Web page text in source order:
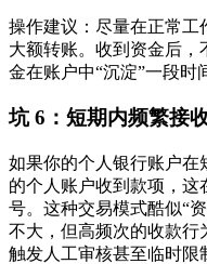
操作建议 ：尽量在正常
大额转账。收到资金后，
金在账户中“沉淀”一段时
坑 6：短期内频繁接
如果你的个人银行账户在
的个人账户收到款项，
号。这种交易模式酷似“
不大，但高频次的收款行
触发人工审核甚至临时限